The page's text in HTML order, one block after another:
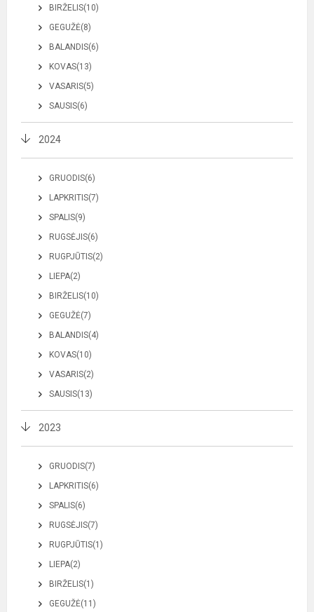
BIRŽELIS(10)
GEGUŽĖ(8)
BALANDIS(6)
KOVAS(13)
VASARIS(5)
SAUSIS(6)
2024
GRUODIS(6)
LAPKRITIS(7)
SPALIS(9)
RUGSĖJIS(6)
RUGPJŪTIS(2)
LIEPA(2)
BIRŽELIS(10)
GEGUŽĖ(7)
BALANDIS(4)
KOVAS(10)
VASARIS(2)
SAUSIS(13)
2023
GRUODIS(7)
LAPKRITIS(6)
SPALIS(6)
RUGSĖJIS(7)
RUGPJŪTIS(1)
LIEPA(2)
BIRŽELIS(1)
GEGUŽĖ(11)